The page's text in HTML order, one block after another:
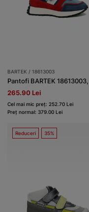
BARTEK / 18613003
265.90 Lei
Cel mai mic preț: 252.70 Lei
Preț normal: 379.00 Lei
Reduceri 35%